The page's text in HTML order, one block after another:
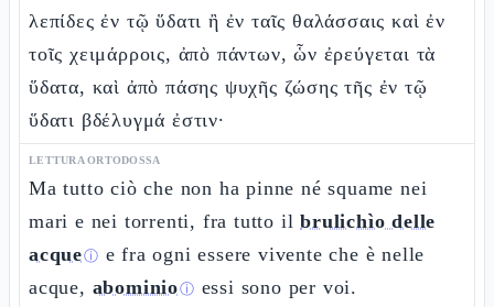
λεπίδες ἐν τῷ ὕδατι ἢ ἐν ταῖς θαλάσσαις καὶ ἐν
τοῖς χειμάρροις, ἀπὸ πάντων, ὧν ἐρεύγεται τὰ
ὕδατα, καὶ ἀπὸ πάσης ψυχῆς ζώσης τῆς ἐν τῷ
ὕδατι βδέλυγμά ἐστιν·
LETTURA ORTODOSSA
Ma tutto ciò che non ha pinne né squame nei
mari e nei torrenti, fra tutto ilbrulichìo delle
acqueⓘ e fra ogni essere vivente che è nelle
acque, abominioⓘ essi sono per voi.